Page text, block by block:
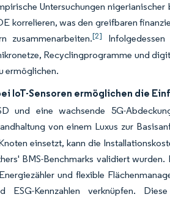
Untersuchungen
korrelieren, was den greifbaren
zusammenarbeiten.[2]
Recyclingprogramme und
ermöglichen.
IoT-Sensoren ermöglichen die
und eine wachsende 5G-
von einem Luxus zur
einsetzt, kann die
BMS-Benchmarks validiert
und flexible
ESG-Kennzahlen verknüpfen.